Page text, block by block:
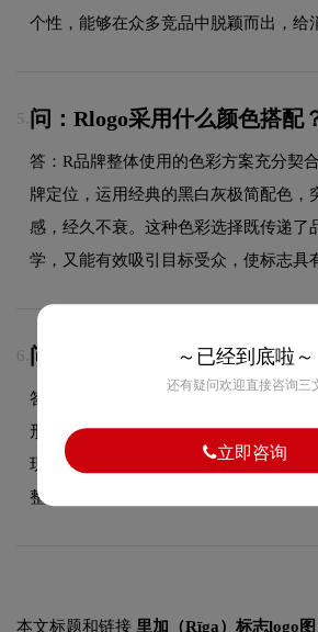
个性，能够在众多竞品中脱颖而出，给
5. 问：Rlogo采用什么颜色搭配
答：R品牌整体使用的色彩方案充分契
牌定位，运用经典的黑白灰极简配色，
感，经久不衰。这种色彩选择既传递了
学，又能有效吸引目标受众，使标志具
6. 问：Rlogo使用的是什么字体？
答：R品牌标志采用的是时尚斜体字标
形象高度契合，在确保良好阅读性的同
现代设计风格。字体的结构、粗细及间
整体标志在不同尺寸和场景下均能保持
本文标题和链接 里加（Rīga）标志logo
～已经到底啦～
还有疑问欢迎直接咨询三
立即咨询